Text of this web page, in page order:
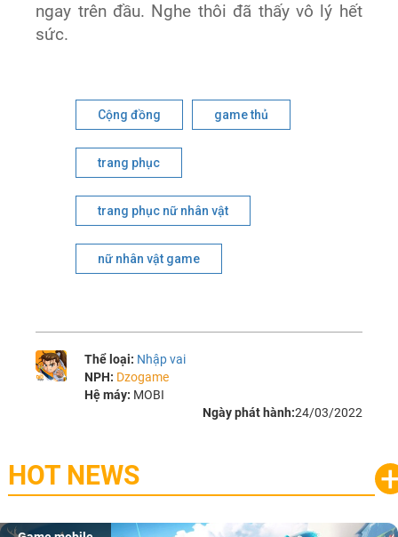
ngay trên đầu. Nghe thôi đã thấy vô lý hết
sức.
Cộng đồng game thủ
trang phục
trang phục nữ nhân vật
nữ nhân vật game
Thể loại: Nhập vai
NPH: Dzogame
Hệ máy: MOBI
Ngày phát hành:24/03/2022
HOT NEWS